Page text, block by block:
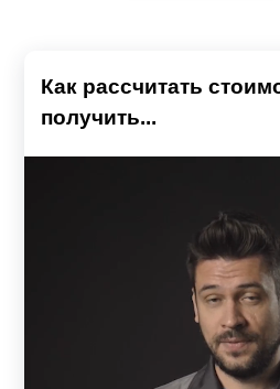
Как рассчитать
получить...